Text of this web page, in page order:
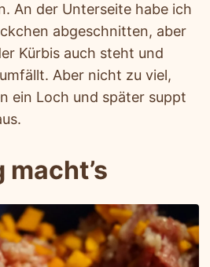
An der Unterseite habe ich
abgeschnitten, aber
Kürbis auch steht und
Aber nicht zu viel,
ein Loch und später suppt
macht’s